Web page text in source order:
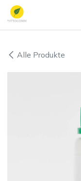
Zum Inhalt springen
Alle Produkte